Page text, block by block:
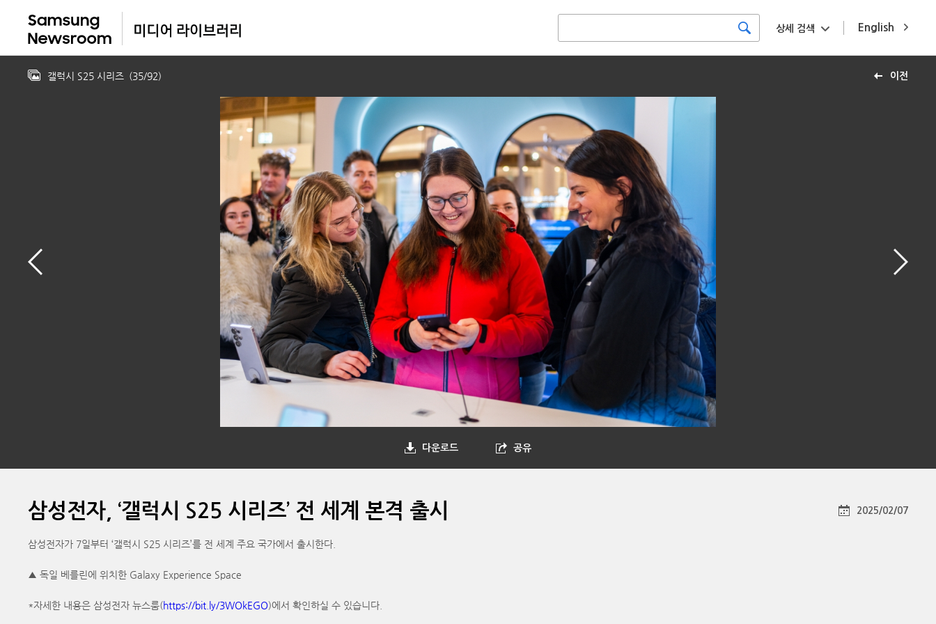
English
상세 검색
이전
갤럭시 S25 시리즈 (35/92)
다운로드 공유
삼성전자, ‘갤럭시 S25 시리즈’ 전 세계 본격 출시 2025/02/07
삼성전자가 7일부터 ‘갤럭시 S25 시리즈’를 전 세계 주요 국가에서 출시한다.
▲ 독일 베를린에 위치한 Galaxy Experience Space
*자세한 내용은 삼성전자 뉴스룸(https://bit.ly/3WOkEGO)에서 확인하실 수 있습니다.